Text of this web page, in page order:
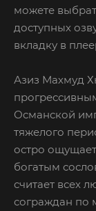
можете
доступных
вкладку в
Азиз Махмуд
Османской
тяжелого
остро
богатым
считает всех
сограждан по